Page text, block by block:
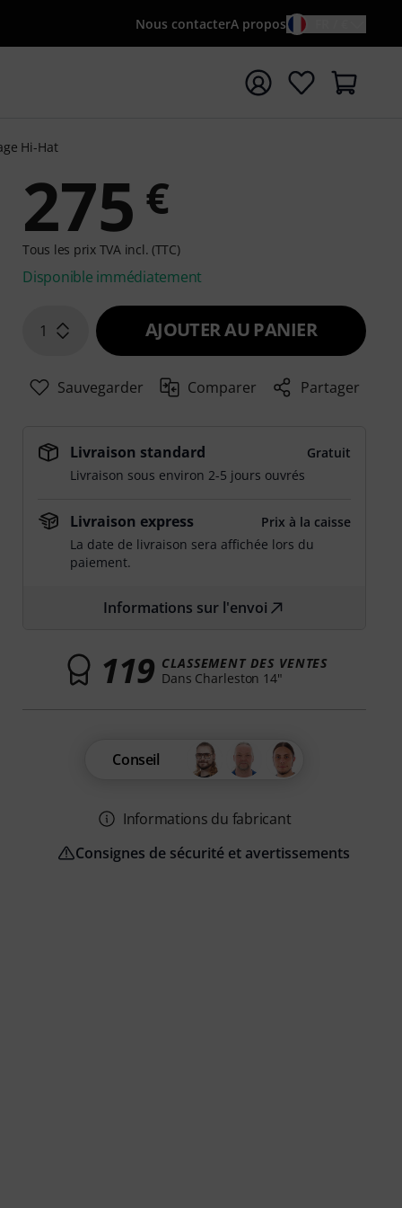
Nous contacterA propos
la recherche avec le terme de recherche
Hi-Hat
275 €
Tous les prix TVA incl. (TTC)
Disponible immédiatement
1 AJOUTER AU PANIER
Sauvegarder Comparer Partager
Livraison standard
Gratuit
Livraison sous environ 2-5 jours ouvrés
Livraison express
Prix à la caisse
La date de livraison sera affichée lors du
paiement.
Informations sur l'envoi
119 CLASSEMENT DES VENTES
Dans Charleston 14"
Conseil
Informations du fabricant
Consignes de sécurité et avertissements